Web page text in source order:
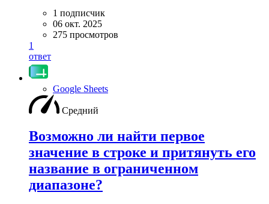
1 подписчик
06 окт. 2025
275 просмотров
1
ответ
Google Sheets
Средний
Возможно ли найти первое
значение в строке и притянуть его
название в ограниченном
диапазоне?